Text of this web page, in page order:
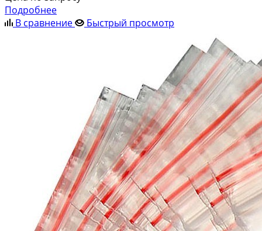
Подробнее
В сравнение
Быстрый просмотр